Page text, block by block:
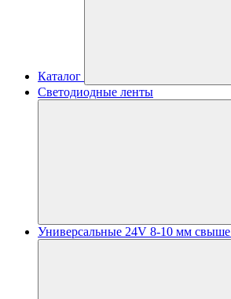
Каталог
Светодиодные ленты
Универсальные 24V 8-10 мм